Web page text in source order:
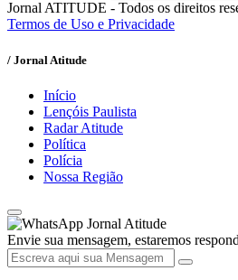
Jornal ATITUDE - Todos os direitos
Termos de Uso e Privacidade
/ Jornal Atitude
Início
Lençóis Paulista
Radar Atitude
Política
Polícia
Nossa Região
Jornal Atitude
Envie sua mensagem, estaremos